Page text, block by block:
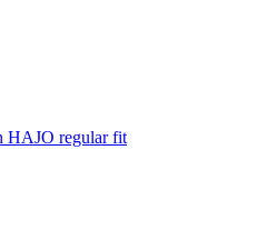
HAJO regular fit